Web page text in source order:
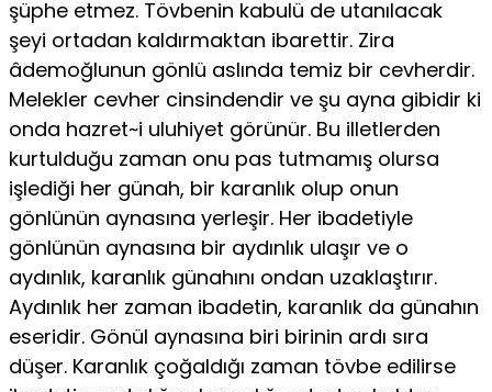
şüphe etmez. Tövbenin kabulü de utanılacak
şeyi ortadan kaldırmaktan ibarettir. Zira
âdemoğlunun gönlü aslında temiz bir cevherdir.
Melekler cev­her cinsindendir ve şu ayna gibidir ki
onda hazret~i uluhiyet görünür. Bu illetlerden
kurtulduğu zaman onu pas tutmamış olursa
işlediği her günah, bir karanlık olup onun
gönlünün aynasına yerleşir. Her ibadetiyle
gönlünün aynasına bir aydın­lık ulaşır ve o
aydınlık, karanlık günahını ondan uzaklaştırır.
Aydınlık her zaman ibadetin, karanlık da günahın
eseridir. Gönül aynasına biri birinin ardı sıra
düşer. Karanlık çoğal­dığı zaman tövbe edilirse